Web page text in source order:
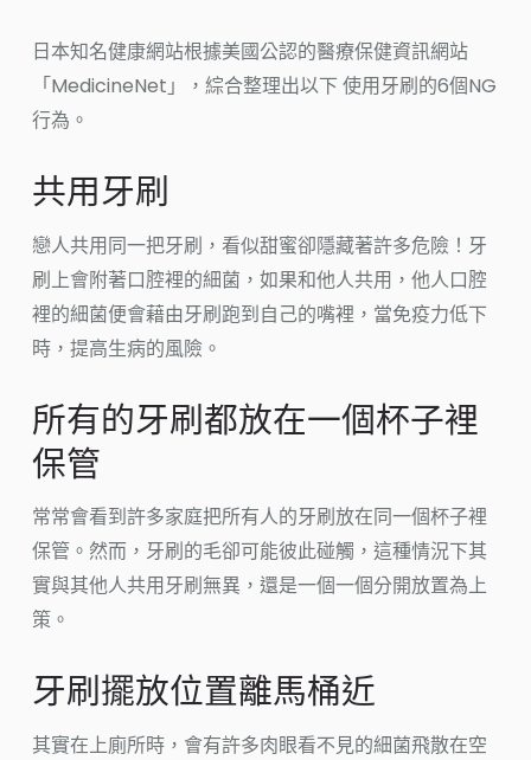
日本知名健康網站根據美國公認的醫療保健資訊網站
「MedicineNet」，綜合整理出以下 使用牙刷的6個NG
行為。
共用牙刷
戀人共用同一把牙刷，看似甜蜜卻隱藏著許多危險！牙
刷上會附著口腔裡的細菌，如果和他人共用，他人口腔
裡的細菌便會藉由牙刷跑到自己的嘴裡，當免疫力低下
時，提高生病的風險。
所有的牙刷都放在一個杯子裡
保管
常常會看到許多家庭把所有人的牙刷放在同一個杯子裡
保管。然而，牙刷的毛卻可能彼此碰觸，這種情況下其
實與其他人共用牙刷無異，還是一個一個分開放置為上
策。
牙刷擺放位置離馬桶近
其實在上廁所時，會有許多肉眼看不見的細菌飛散在空